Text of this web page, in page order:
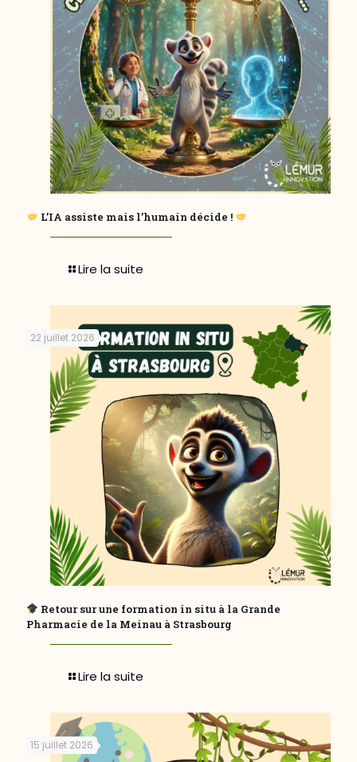
L’IA assiste mais l’humain décide !
Lire la suite
22 juillet 2026
Retour sur une formation in situ à la Grande
Pharmacie de la Meinau à Strasbourg
Lire la suite
15 juillet 2026